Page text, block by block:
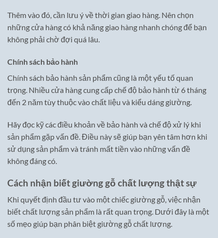
Thêm vào đó, cần lưu ý về thời gian giao hàng. Nên chọn
những cửa hàng có khả năng giao hàng nhanh chóng để bạn
không phải chờ đợi quá lâu.
Chính sách bảo hành
Chính sách bảo hành sản phẩm cũng là một yếu tố quan
trọng. Nhiều cửa hàng cung cấp chế độ bảo hành từ 6 tháng
đến 2 năm tùy thuộc vào chất liệu và kiểu dáng giường.
Hãy đọc kỹ các điều khoản về bảo hành và chế độ xử lý khi
sản phẩm gặp vấn đề. Điều này sẽ giúp bạn yên tâm hơn khi
sử dụng sản phẩm và tránh mất tiền vào những vấn đề
không đáng có.
Cách nhận biết giường gỗ chất lượng thật sự
Khi quyết định đầu tư vào một chiếc giường gỗ, việc nhận
biết chất lượng sản phẩm là rất quan trọng. Dưới đây là một
số mẹo giúp bạn phân biệt giường gỗ chất lượng.